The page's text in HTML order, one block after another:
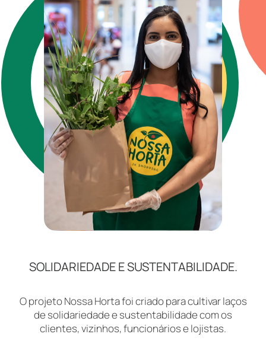
SOLIDARIEDADE E SUSTENTABILIDADE.
O projeto Nossa Horta foi criado para cultivar laços
de solidariedade e sustentabilidade com os
clientes, vizinhos, funcionários e lojistas.